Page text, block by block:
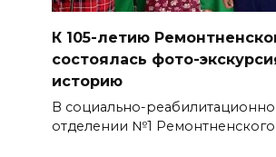
К 105-летию
состоялась фото-
историю
В социально-
отделении №1 Ремонтненского